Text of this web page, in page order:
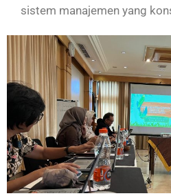
sistem manajemen yang